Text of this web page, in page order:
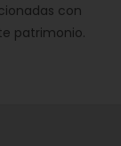
con
patrimonio.